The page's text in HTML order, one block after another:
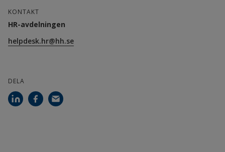
KONTAKT
HR-avdelningen
helpdesk.hr@hh.se
DELA